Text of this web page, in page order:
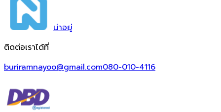
น่าอยู่
ติดต่อเราได้ที่
buriramnayoo@gmail.com080-010-4116